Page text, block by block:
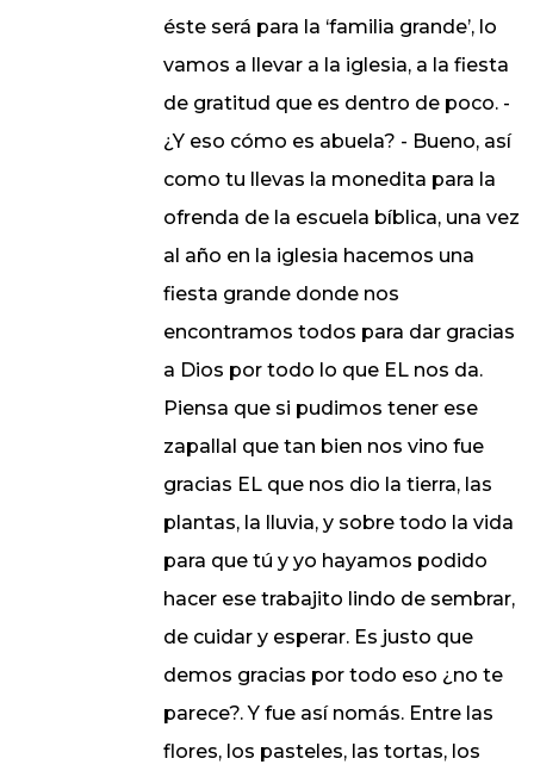
éste será para la ‘familia grande’, lo
vamos a llevar a la iglesia, a la fiesta
de gratitud que es dentro de poco. -
¿Y eso cómo es abuela? - Bueno, así
como tu llevas la monedita para la
ofrenda de la escuela bíblica, una vez
al año en la iglesia hacemos una
fiesta grande donde nos
encontramos todos para dar gracias
a Dios por todo lo que EL nos da.
Piensa que si pudimos tener ese
zapallal que tan bien nos vino fue
gracias EL que nos dio la tierra, las
plantas, la lluvia, y sobre todo la vida
para que tú y yo hayamos podido
hacer ese trabajito lindo de sembrar,
de cuidar y esperar. Es justo que
demos gracias por todo eso ¿no te
parece?. Y fue así nomás. Entre las
flores, los pasteles, las tortas, los